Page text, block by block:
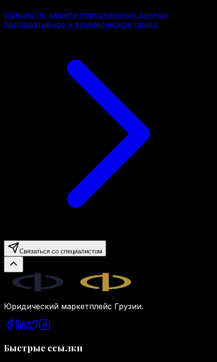
Офицер по защите персональных данных
Корпоративное и коммерческое право
Связаться со специалистом
Юридический маркетплейс Грузии.
Быстрые ссылки